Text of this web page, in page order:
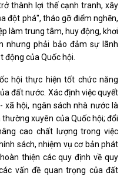
thành lợi thế cạnh tranh, xây
đột phá", tháo gỡ điểm nghẽn,
làm trung tâm, huy động, khơi
nhưng phải bảo đảm sự lãnh
động của Quốc hội.
hội thực hiện tốt chức năng
đất nước. Xác định việc quyết
xã hội, ngân sách nhà nước là
xuyên của Quốc hội; đổi
cao chất lượng trong việc
sách, nhiệm vụ cơ bản phát
thiện các quy định về quy
vấn đề quan trọng của đất